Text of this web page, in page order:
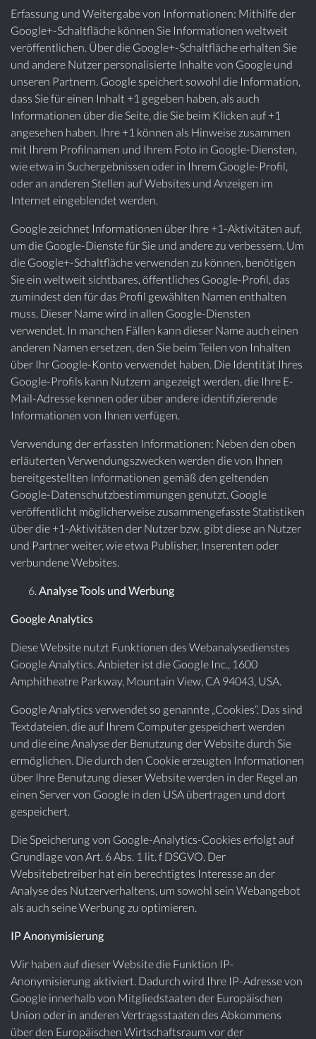
Erfassung und Weitergabe von Informationen: Mithilfe der
Google+-Schaltfläche können Sie Informationen weltweit
veröffentlichen. Über die Google+-Schaltfläche erhalten Sie
und andere Nutzer personalisierte Inhalte von Google und
unseren Partnern. Google speichert sowohl die Information,
dass Sie für einen Inhalt +1 gegeben haben, als auch
Informationen über die Seite, die Sie beim Klicken auf +1
angesehen haben. Ihre +1 können als Hinweise zusammen
mit Ihrem Profilnamen und Ihrem Foto in Google-Diensten,
wie etwa in Suchergebnissen oder in Ihrem Google-Profil,
oder an anderen Stellen auf Websites und Anzeigen im
Internet eingeblendet werden.
Google zeichnet Informationen über Ihre +1-Aktivitäten auf,
um die Google-Dienste für Sie und andere zu verbessern. Um
die Google+-Schaltfläche verwenden zu können, benötigen
Sie ein weltweit sichtbares, öffentliches Google-Profil, das
zumindest den für das Profil gewählten Namen enthalten
muss. Dieser Name wird in allen Google-Diensten
verwendet. In manchen Fällen kann dieser Name auch einen
anderen Namen ersetzen, den Sie beim Teilen von Inhalten
über Ihr Google-Konto verwendet haben. Die Identität Ihres
Google-Profils kann Nutzern angezeigt werden, die Ihre E-
Mail-Adresse kennen oder über andere identifizierende
Informationen von Ihnen verfügen.
Verwendung der erfassten Informationen: Neben den oben
erläuterten Verwendungszwecken werden die von Ihnen
bereitgestellten Informationen gemäß den geltenden
Google-Datenschutzbestimmungen genutzt. Google
veröffentlicht möglicherweise zusammengefasste Statistiken
über die +1-Aktivitäten der Nutzer bzw. gibt diese an Nutzer
und Partner weiter, wie etwa Publisher, Inserenten oder
verbundene Websites.
Analyse Tools und Werbung
Google Analytics
Diese Website nutzt Funktionen des Webanalysedienstes
Google Analytics. Anbieter ist die Google Inc., 1600
Amphitheatre Parkway, Mountain View, CA 94043, USA.
Google Analytics verwendet so genannte „Cookies“. Das sind
Textdateien, die auf Ihrem Computer gespeichert werden
und die eine Analyse der Benutzung der Website durch Sie
ermöglichen. Die durch den Cookie erzeugten Informationen
über Ihre Benutzung dieser Website werden in der Regel an
einen Server von Google in den USA übertragen und dort
gespeichert.
Die Speicherung von Google-Analytics-Cookies erfolgt auf
Grundlage von Art. 6 Abs. 1 lit. f DSGVO. Der
Websitebetreiber hat ein berechtigtes Interesse an der
Analyse des Nutzerverhaltens, um sowohl sein Webangebot
als auch seine Werbung zu optimieren.
IP Anonymisierung
Wir haben auf dieser Website die Funktion IP-
Anonymisierung aktiviert. Dadurch wird Ihre IP-Adresse von
Google innerhalb von Mitgliedstaaten der Europäischen
Union oder in anderen Vertragsstaaten des Abkommens
über den Europäischen Wirtschaftsraum vor der